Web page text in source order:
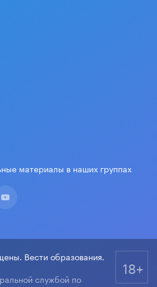
материалы в наших группах
Вести образования.
службой по
18+